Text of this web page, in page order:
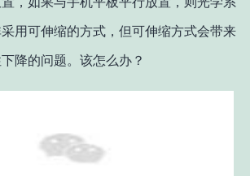
用可伸缩的方式，但可伸缩方式会带来
降的问题。该怎么办？